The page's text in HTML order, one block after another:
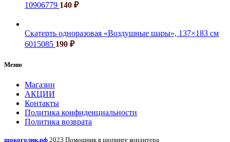
10906779 140 ₽
Скатерть одноразовая «Воздушные шары», 137×183 см
6015085 190 ₽
Меню
Магазин
АКЦИИ
Контакты
Политика конфиденциальности
Политика возврата
шокоголик.рф 2023 Помощник в шопинге кондитера